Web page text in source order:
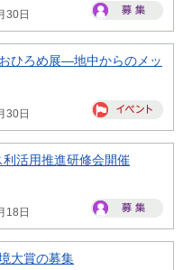
30日
ひろめ展―地中からのメッ
30日
活用推進研修会開催
18日
大賞の募集